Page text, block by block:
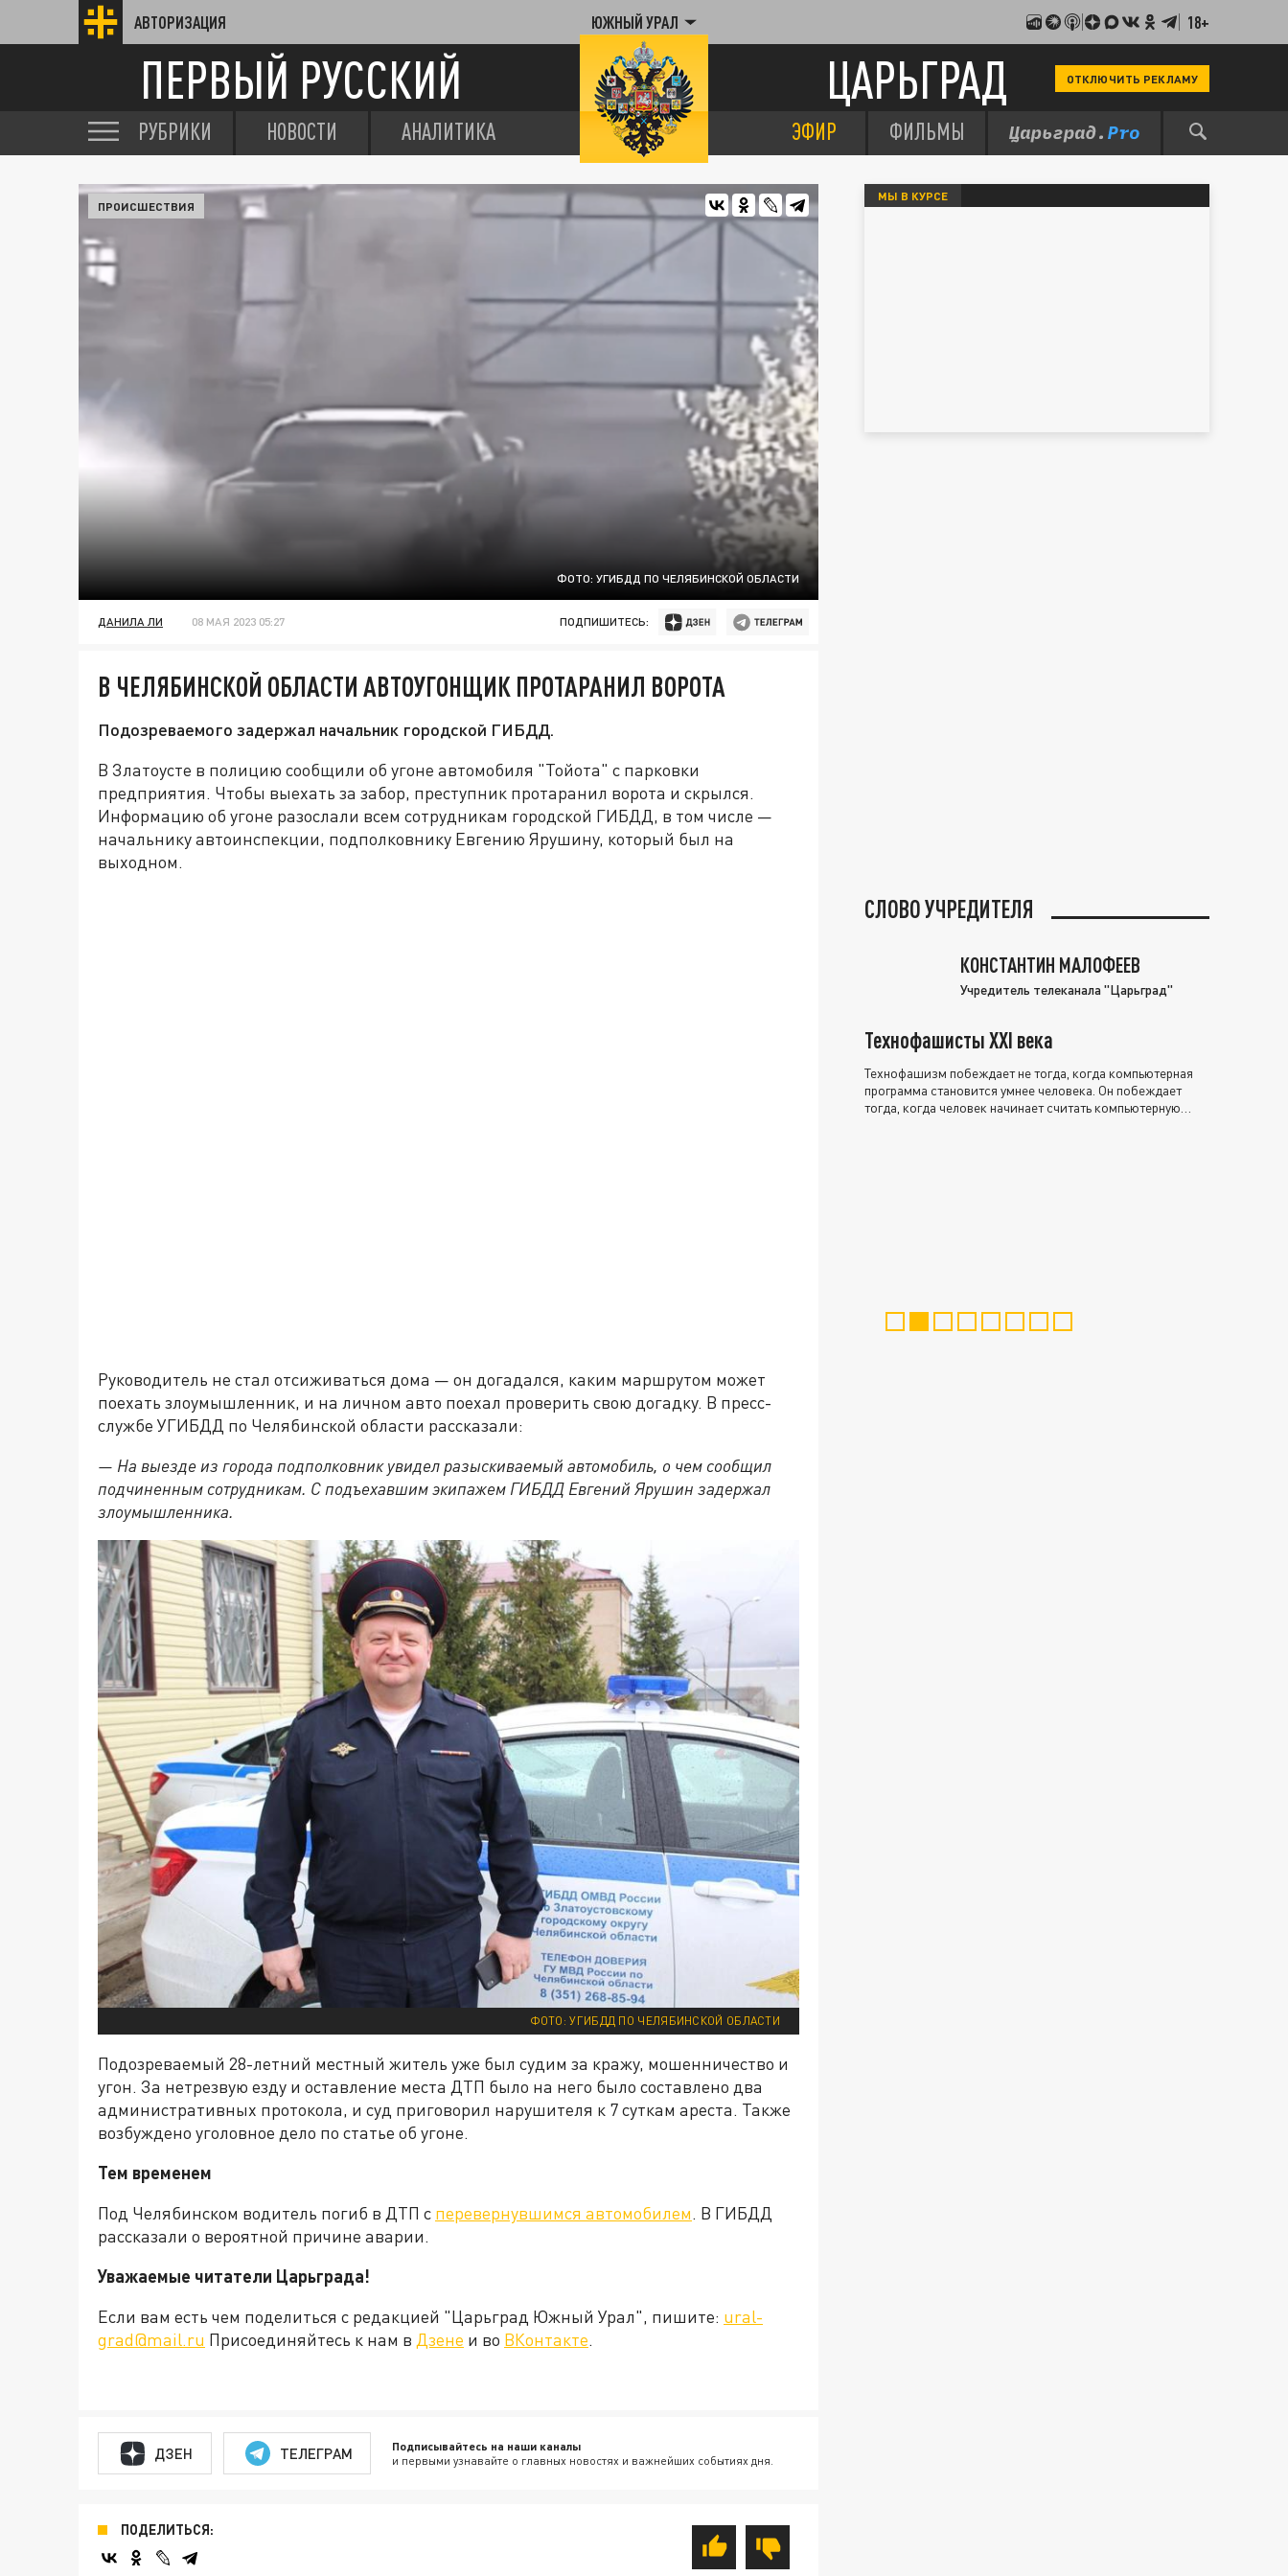
АВТОРИЗАЦИЯ ЮЖНЫЙ УРАЛ 18+
ПЕРВЫЙ РУССКИЙ ЦАРЬГРАД ОТКЛЮЧИТЬ РЕКЛАМУ
РУБРИКИ НОВОСТИ АНАЛИТИКА ЭФИР ФИЛЬМЫ
ФОТО: УГИБДД ПО ЧЕЛЯБИНСКОЙ ОБЛАСТИ
ПРОИСШЕСТВИЯ
ДАНИЛА ЛИ 08 МАЯ 2023 05:27 ПОДПИШИТЕСЬ:
В ЧЕЛЯБИНСКОЙ ОБЛАСТИ АВТОУГОНЩИК ПРОТАРАНИЛ ВОРОТА
Подозреваемого задержал начальник городской ГИБДД.
В Златоусте в полицию сообщили об угоне автомобиля "Тойота" с парковки
предприятия. Чтобы выехать за забор, преступник протаранил ворота и скрылся.
Информацию об угоне разослали всем сотрудникам городской ГИБДД, в том числе —
начальнику автоинспекции, подполковнику Евгению Ярушину, который был на
выходном.
Руководитель не стал отсиживаться дома — он догадался, каким маршрутом может
поехать злоумышленник, и на личном авто поехал проверить свою догадку. В пресс-
службе УГИБДД по Челябинской области рассказали:
— На выезде из города подполковник увидел разыскиваемый автомобиль, о чем сообщил
подчиненным сотрудникам. С подъехавшим экипажем ГИБДД Евгений Ярушин задержал
злоумышленника.
ФОТО: УГИБДД ПО ЧЕЛЯБИНСКОЙ ОБЛАСТИ
Подозреваемый 28-летний местный житель уже был судим за кражу, мошенничество и
угон. За нетрезвую езду и оставление места ДТП было на него было составлено два
административных протокола, и суд приговорил нарушителя к 7 суткам ареста. Также
возбуждено уголовное дело по статье об угоне.
Тем временем
Под Челябинском водитель погиб в ДТП с перевернувшимся автомобилем. В ГИБДД
рассказали о вероятной причине аварии.
Уважаемые читатели Царьграда!
Если вам есть чем поделиться с редакцией "Царьград Южный Урал", пишите: ural-
grad@mail.ru Присоединяйтесь к нам в Дзене и во ВКонтакте.
ДЗЕН ТЕЛЕГРАМ Подписывайтесь на наши каналы
и первыми узнавайте о главных новостях и важнейших событиях дня.
ПОДЕЛИТЬСЯ:
МЫ В КУРСЕ
СЛОВО УЧРЕДИТЕЛЯ
КОНСТАНТИН МАЛОФЕЕВ
Учредитель телеканала "Царьград"
Технофашисты XXI века
Технофашизм побеждает не тогда, когда компьютерная
программа становится умнее человека. Он побеждает
тогда, когда человек начинает считать компьютерную